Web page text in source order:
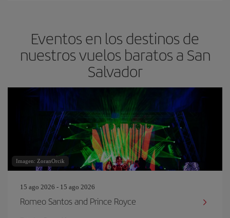
Eventos en los destinos de
nuestros vuelos baratos a San
Salvador
Imagen: ZoranOrcik
15 ago 2026 - 15 ago 2026
Romeo Santos and Prince Royce